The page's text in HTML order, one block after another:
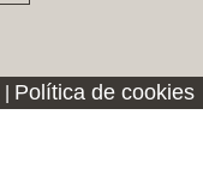
Política de cookies